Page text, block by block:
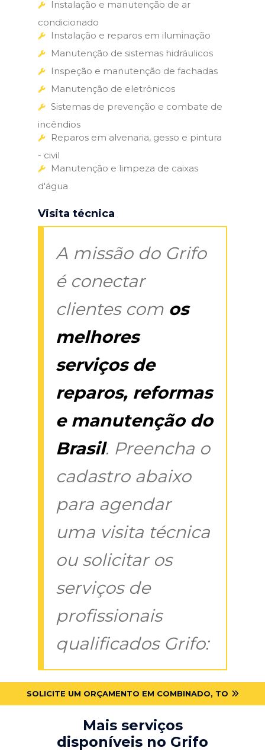
Instalação e manutenção de ar
condicionado
Instalação e reparos em iluminação
Manutenção de sistemas hidráulicos
Inspeção e manutenção de fachadas
Manutenção de eletrônicos
Sistemas de prevenção e combate de
incêndios
Reparos em alvenaria, gesso e pintura
- civil
Manutenção e limpeza de caixas
d'água
Visita técnica
A missão do Grifo
é conectar
clientes com os
melhores
serviços de
reparos, reformas
e manutenção do
Brasil. Preencha o
cadastro abaixo
para agendar
uma visita técnica
ou solicitar os
serviços de
profissionais
qualificados Grifo:
SOLICITE UM ORÇAMENTO EM COMBINADO, TO
Mais serviços
disponíveis no Grifo